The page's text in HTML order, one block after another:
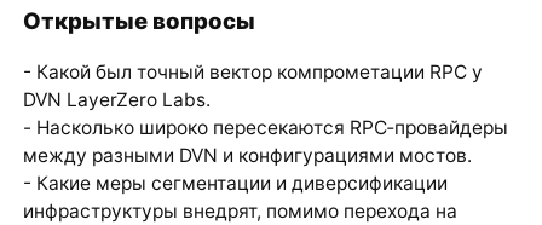
Открытые вопросы
- Какой был точный вектор компрометации RPC у
DVN LayerZero Labs.
- Насколько широко пересекаются RPC‑провайдеры
между разными DVN и конфигурациями мостов.
- Какие меры сегментации и диверсификации
инфраструктуры внедрят, помимо перехода на